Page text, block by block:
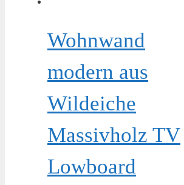
Wohnwand
modern aus
Wildeiche
Massivholz TV
Lowboard